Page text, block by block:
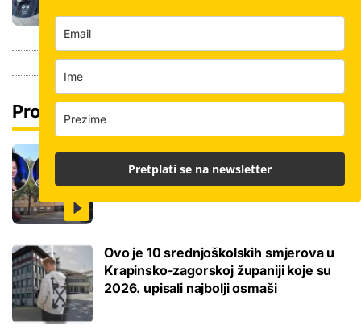
Pročitaj još
Ovo je 5 mana života u studentskom
domu na koje se svaki brucoš mora
naviknuti
Ovo je 10 srednjoškolskih smjerova u
Krapinsko-zagorskoj županiji koje su
2026. upisali najbolji osmaši
Pretplati se na newsletter